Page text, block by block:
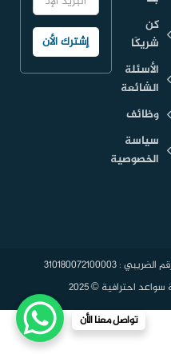
كن
شريكًا
الأسئلة
الشائعة
وظائف
سياسة
الخصوصية
احترافية © 2025
الضريبي : 310180072100003
تواصل معنا الأن